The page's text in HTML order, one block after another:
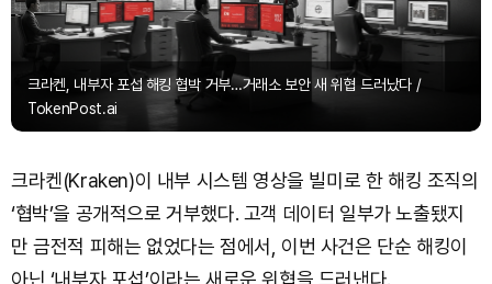
크라켄, 내부자 포섭 해킹 협박 거부…거래소 보안 새 위협 드러났다 /
TokenPost.ai
크라켄(Kraken)이 내부 시스템 영상을 빌미로 한 해킹 조직의
‘협박’을 공개적으로 거부했다. 고객 데이터 일부가 노출됐지
만 금전적 피해는 없었다는 점에서, 이번 사건은 단순 해킹이
아닌 ‘내부자 포섭’이라는 새로운 위협을 드러낸다.